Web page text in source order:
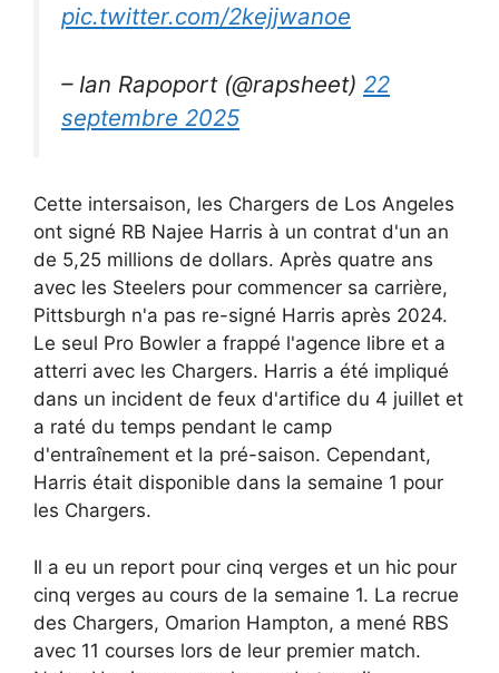
pic.twitter.com/2kejjwanoe
– Ian Rapoport (@rapsheet) 22
septembre 2025
Cette intersaison, les Chargers de Los Angeles
ont signé RB Najee Harris à un contrat d'un an
de 5,25 millions de dollars. Après quatre ans
avec les Steelers pour commencer sa carrière,
Pittsburgh n'a pas re-signé Harris après 2024.
Le seul Pro Bowler a frappé l'agence libre et a
atterri avec les Chargers. Harris a été impliqué
dans un incident de feux d'artifice du 4 juillet et
a raté du temps pendant le camp
d'entraînement et la pré-saison. Cependant,
Harris était disponible dans la semaine 1 pour
les Chargers.
Il a eu un report pour cinq verges et un hic pour
cinq verges au cours de la semaine 1. La recrue
des Chargers, Omarion Hampton, a mené RBS
avec 11 courses lors de leur premier match.